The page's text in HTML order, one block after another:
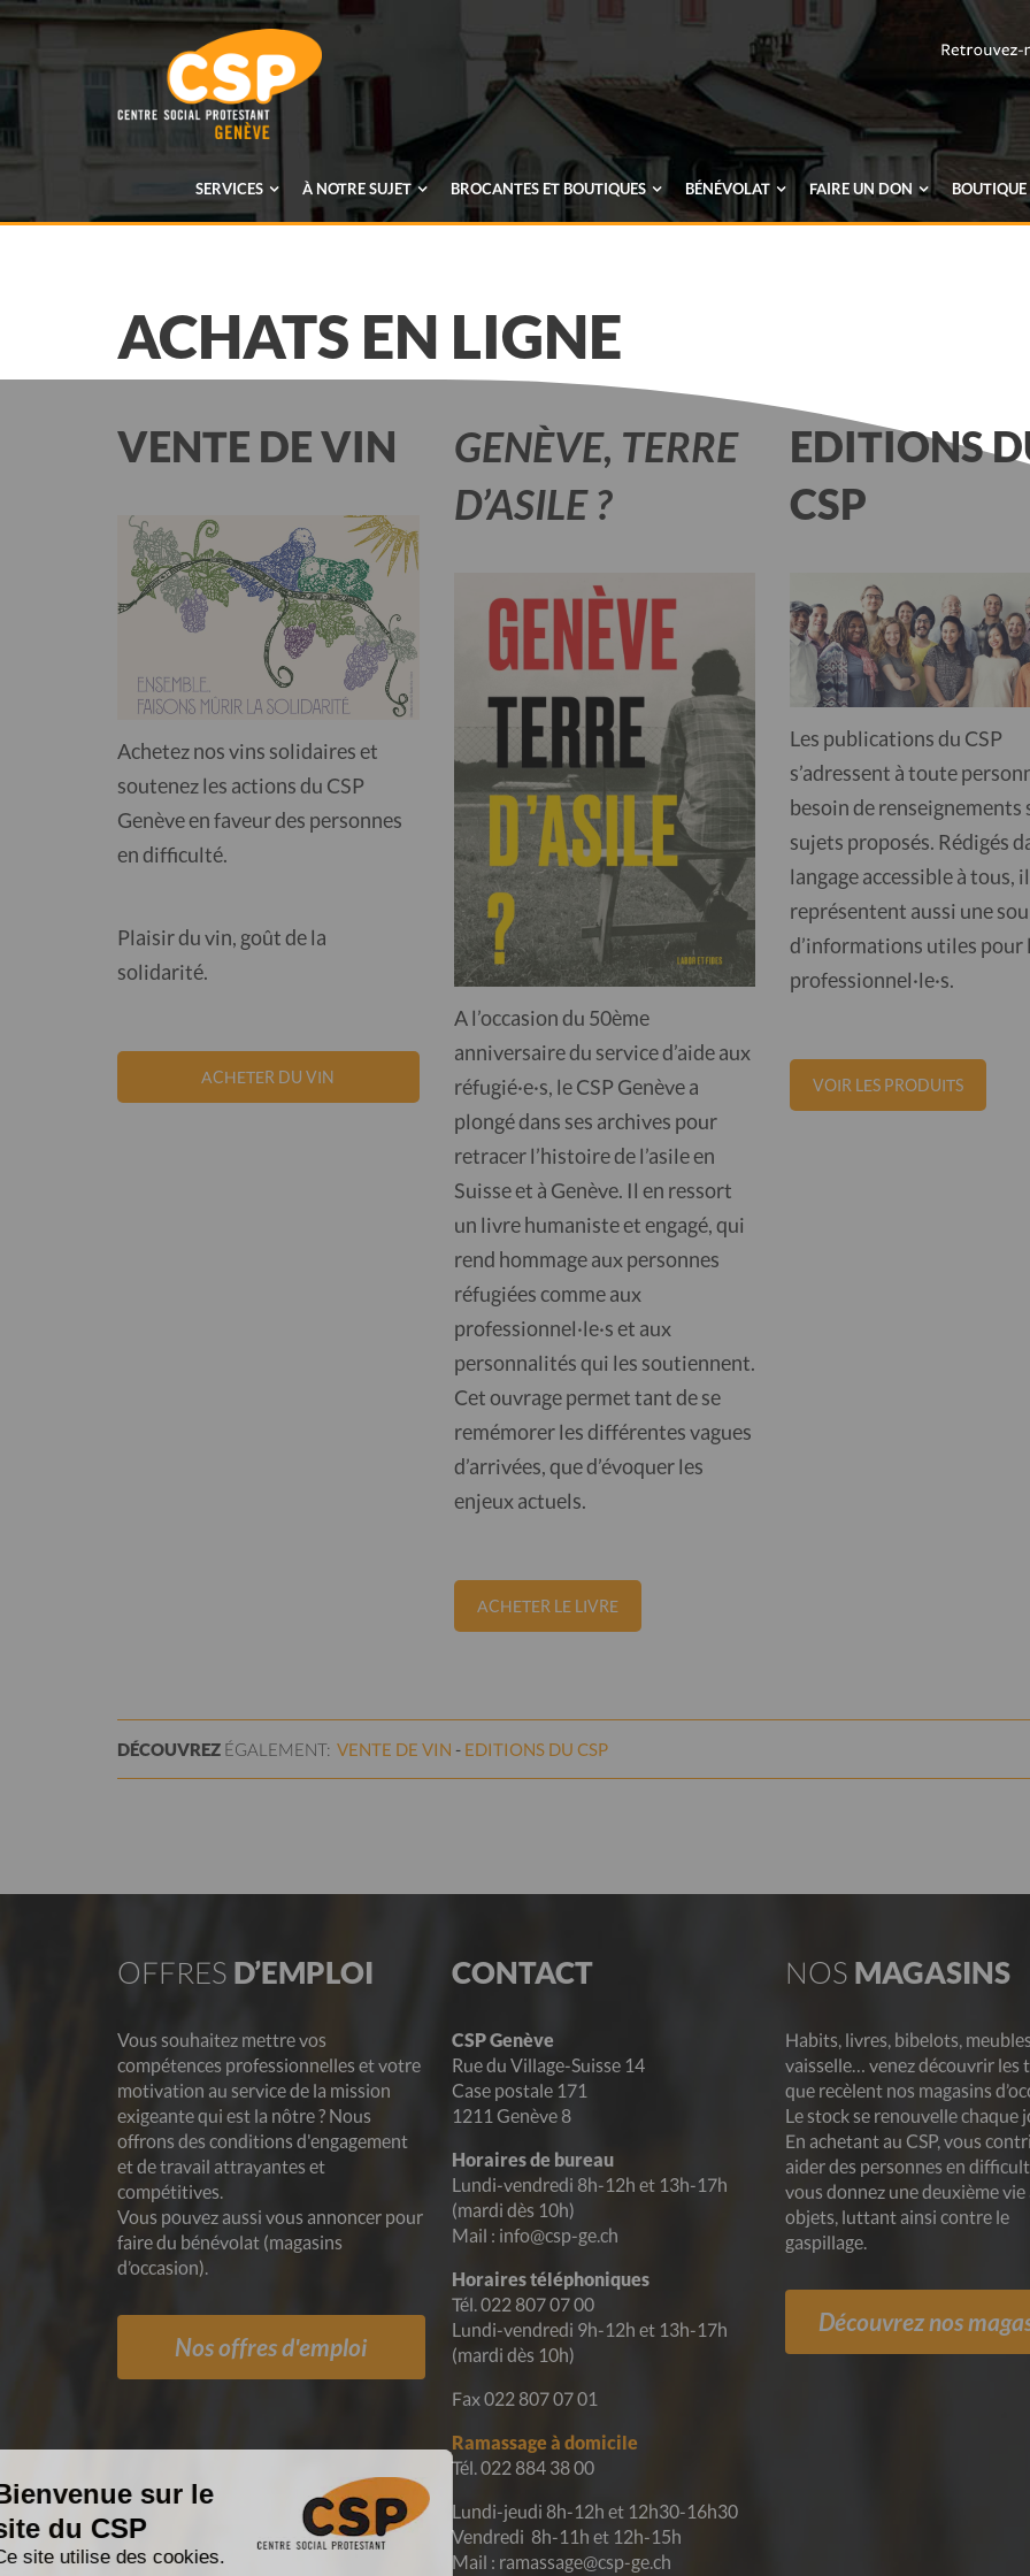
SERVICES À NOTRE SUJET BROCANTES ET BOUTIQUES BÉNÉVOLAT FAIRE UN DON BOUTIQUE
ACHATS EN LIGNE
VENTE DE VIN
Achetez nos vins solidaires et
soutenez les actions du CSP
Genève en faveur des personnes
en difficulté.
Plaisir du vin, goût de la
solidarité.
ACHETER DU VIN
GENÈVE, TERRE
D’ASILE ?
A l’occasion du 50ème
anniversaire du service d’aide aux
réfugié·e·s, le CSP Genève a
plongé dans ses archives pour
retracer l’histoire de l’asile en
Suisse et à Genève. Il en ressort
un livre humaniste et engagé, qui
rend hommage aux personnes
réfugiées comme aux
professionnel·le·s et aux
personnalités qui les soutiennent.
Cet ouvrage permet tant de se
remémorer les différentes vagues
d’arrivées, que d’évoquer les
enjeux actuels.
ACHETER LE LIVRE
EDITIONS
CSP
Les publications du CSP
s’adressent à toute
besoin de renseignements
sujets proposés. Rédigés
langage accessible à tous,
représentent aussi une
d’informations utiles pour
professionnel·le·s.
VOIR LES PRODUITS
DÉCOUVREZ ÉGALEMENT: VENTE DE VIN EDITIONS DU CSP
OFFRES D’EMPLOI
Vous souhaitez mettre vos
compétences professionnelles et votre
motivation au service de la mission
exigeante qui est la nôtre ? Nous
offrons des conditions d'engagement
et de travail attrayantes et
compétitives.
Vous pouvez aussi vous annoncer pour
faire du bénévolat (magasins
d’occasion).
Nos offres d'emploi
CONTACT
CSP Genève
Rue du Village-Suisse 14
Case postale 171
1211 Genève 8
Horaires de bureau
Lundi-vendredi 8h-12h et 13h-17h
(mardi dès 10h)
Mail : info@csp-ge.ch
Horaires téléphoniques
Tél. 022 807 07 00
Lundi-vendredi 9h-12h et 13h-17h
(mardi dès 10h)
Fax 022 807 07 01
Ramassage à domicile
Tél. 022 884 38 00
Lundi-jeudi 8h-12h et 12h30-16h30
Vendredi 8h-11h et 12h-15h
Mail : ramassage@csp-ge.ch
NOS MAGASINS
Habits, livres, bibelots,
vaisselle… venez découvrir les
que recèlent nos magasins
Le stock se renouvelle chaque
En achetant au CSP, vous
aider des personnes en
vous donnez une deuxième vie
objets, luttant ainsi contre le
gaspillage.
Découvrez nos